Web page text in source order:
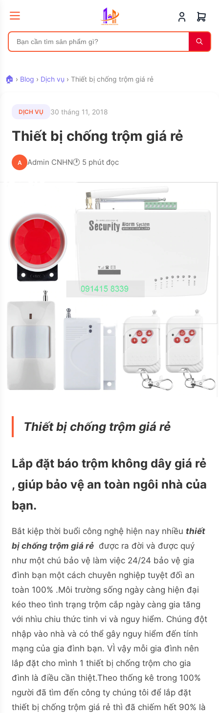
🏠 › Blog › Dịch vụ › Thiết bị chống trộm giá rẻ
DỊCH VỤ 30 tháng 11, 2018
Thiết bị chống trộm giá rẻ
A Admin CNHN🕐 5 phút đọc
Thiết bị chống trộm giá rẻ
Lắp đặt báo trộm không dây giá rẻ
, giúp bảo vệ an toàn ngôi nhà của
bạn.
Bắt kiệp thời buổi công nghệ hiện nay nhiều thiết
bị chống trộm giá rẻ được ra đời và được quý
như một chú bảo vệ làm việc 24/24 bảo vệ gia
đình bạn một cách chuyên nghiệp tuyệt đối an
toàn 100% .Môi trường sống ngày càng hiện đại
kéo theo tình trạng trộm cắp ngày càng gia tăng
với nhìu chiu thức tinh vi và nguy hiểm. Chúng đột
nhập vào nhà và có thể gây nguy hiểm đến tính
mạng của gia đình bạn. VÌ vậy mỗi gia đình nên
lắp đặt cho mình 1 thiết bị chống trộm cho gia
đình là điều cần thiệt.Theo thống kê trong 100%
người đã tìm đến công ty chúng tôi để lắp đặt
thiết bị chống trộm giá rẻ thì đã chiếm hết 90% là